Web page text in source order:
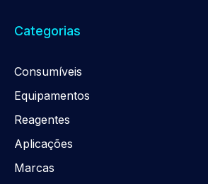
Categorias
Consumíveis
Equipamentos
Reagentes
Aplicações
Marcas